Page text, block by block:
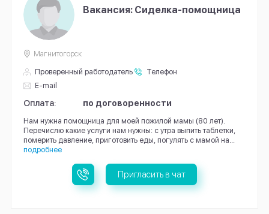
Вакансия: Сиделка-помощница
Проверенный работодатель
Телефон
E-mail
Магнитогорск
Оплата: по договоренности
Нам нужна помощница для моей пожилой мамы (80 лет).
Перечислю какие услуги нам нужны: с утра выпить таблетки,
померить давление, приготовить еды, погулять с мамой на...
подробнее
Пригласить в чат